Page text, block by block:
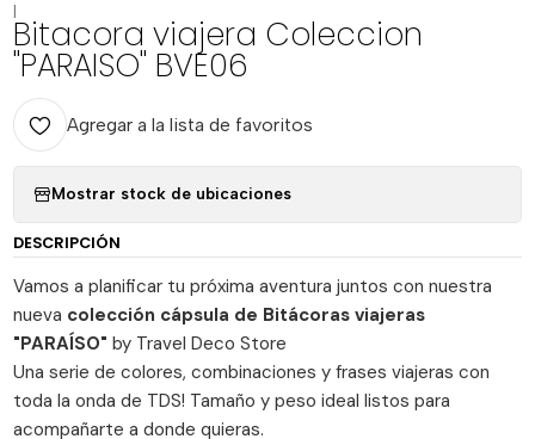
|
Bitacora viajera Coleccion
"PARAISO" BVE06
Agregar a la lista de favoritos
Mostrar stock de ubicaciones
DESCRIPCIÓN
Vamos a planificar tu próxima aventura juntos con nuestra
nueva colección cápsula de Bitácoras viajeras
"PARAÍSO" by Travel Deco Store
Una serie de colores, combinaciones y frases viajeras con
toda la onda de TDS! Tamaño y peso ideal listos para
acompañarte a donde quieras.